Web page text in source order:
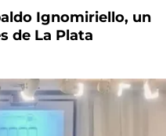
Ignomiriello, un
de La Plata